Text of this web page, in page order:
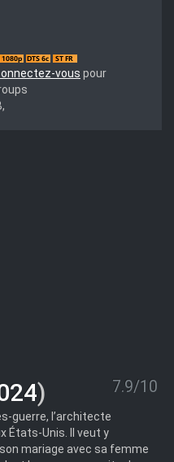
vous pour
) 7.9/10
guerre, l’architecte
États-Unis. Il veut y
mariage avec sa femme